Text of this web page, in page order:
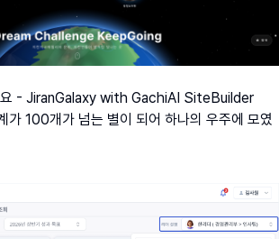
요 - JiranGalaxy with GachiAI SiteBuilder
가 100개가 넘는 별이 되어 하나의 우주에 모였